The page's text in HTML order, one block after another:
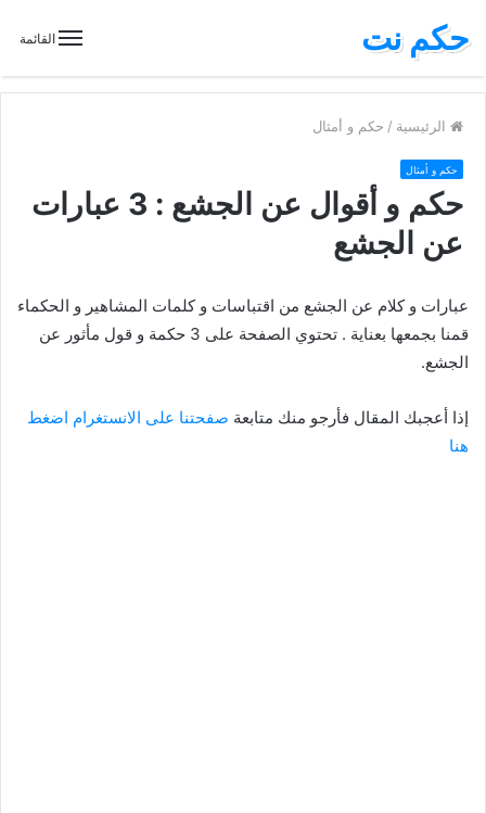
القائمة حكم نت
الرئيسية / حكم و أمثال
حكم و أمثال
حكم و أقوال عن الجشع : 3 عبارات
عن الجشع
عبارات و كلام عن الجشع من اقتباسات و كلمات المشاهير و الحكماء
قمنا بجمعها بعناية . تحتوي الصفحة على 3 حكمة و قول مأثور عن
الجشع.
إذا أعجبك المقال فأرجو منك متابعة صفحتنا على الانستغرام اضغط
هنا